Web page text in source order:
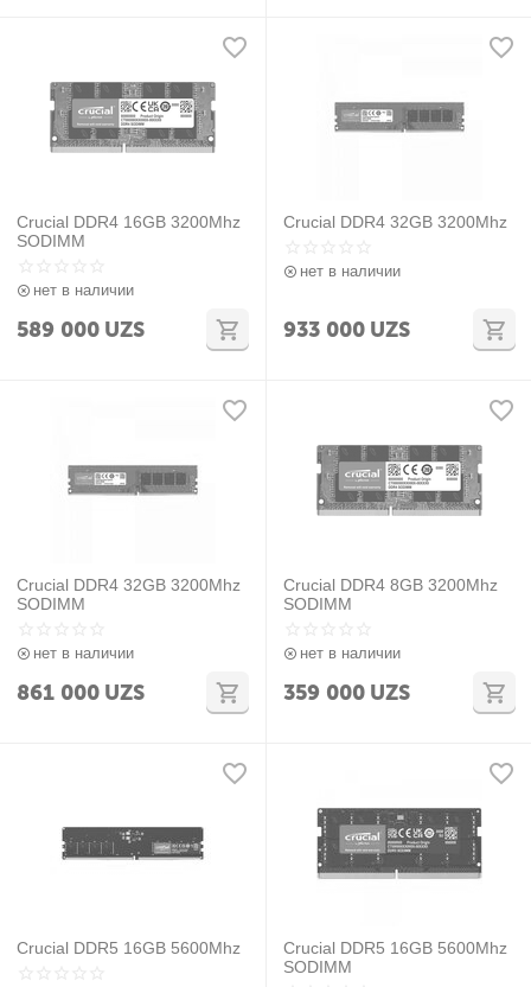
Crucial DDR4 16GB 3200Mhz
SODIMM
нет в наличии
589 000 UZS
Crucial DDR4 32GB 3200Mhz
нет в наличии
933 000 UZS
Crucial DDR4 32GB 3200Mhz
SODIMM
нет в наличии
861 000 UZS
Crucial DDR4 8GB 3200Mhz
SODIMM
нет в наличии
359 000 UZS
Crucial DDR5 16GB 5600Mhz
Crucial DDR5 16GB 5600Mhz
SODIMM